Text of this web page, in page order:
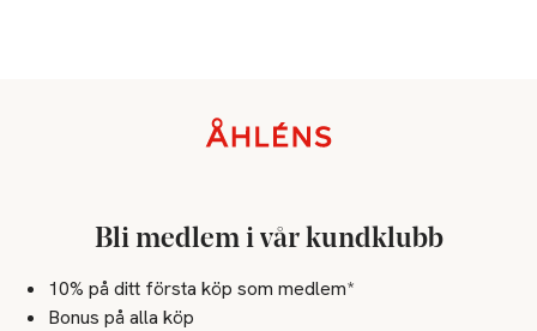
Bli medlem i vår kundklubb
10% på ditt första köp som medlem*
Bonus på alla köp